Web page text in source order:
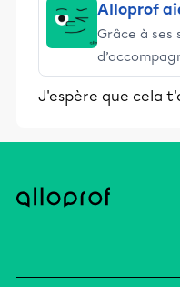
Alloprof
Grâce à ses
stimulants,
et leurs
J'espère que cela